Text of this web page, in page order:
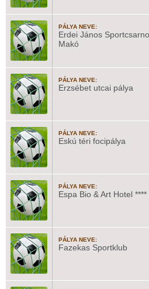
PÁLYA NEVE:
Erdei János
Makó
PÁLYA NEVE:
Erzsébet utcai pálya
PÁLYA NEVE:
Eskú téri focipálya
PÁLYA NEVE:
Espa Bio & Art Hotel ****
PÁLYA NEVE:
Fazekas Sportklub